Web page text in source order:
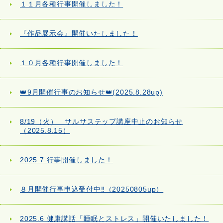
１１月各種行事開催しました！
『作品展示会』開催いたしました！
１０月各種行事開催しました！
👑9月開催行事のお知らせ👑(2025.8.28up)
8/19（火） サルサステップ講座中止のお知らせ
（2025.8.15）
2025.7 行事開催しました！
８月開催行事申込受付中‼（20250805up）
2025.6 健康講話「睡眠とストレス」開催いたしました！